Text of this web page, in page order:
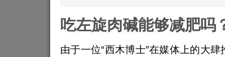
吃左旋肉碱能够减肥吗
由于一位“西木博士”在媒体上的大肆